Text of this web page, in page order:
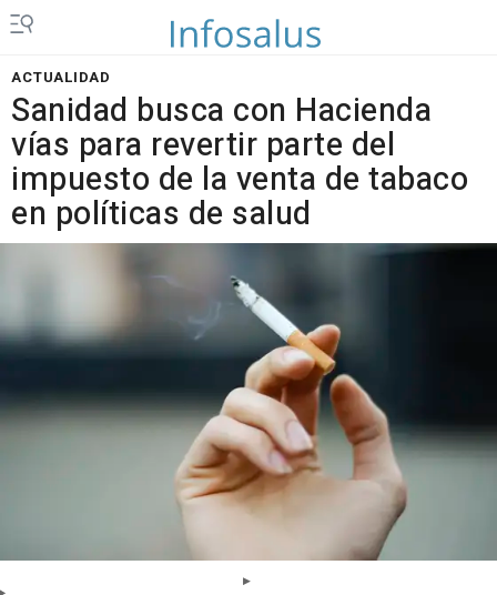
ACTUALIDAD
Sanidad busca con Hacienda
vías para revertir parte del
impuesto de la venta de tabaco
en políticas de salud